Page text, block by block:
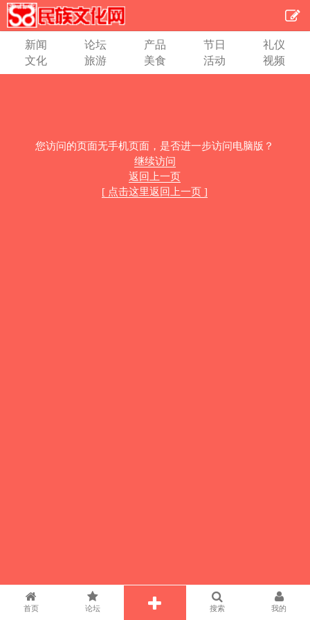
新闻 论坛 产品 节日
礼仪
文化
旅游 美食 活动 视频
您访问的页面无手机页面，是否进一步访问电脑版？
继续访问
返回上一页
[ 点击这里返回上一页 ]
首页 论坛 搜索 我的